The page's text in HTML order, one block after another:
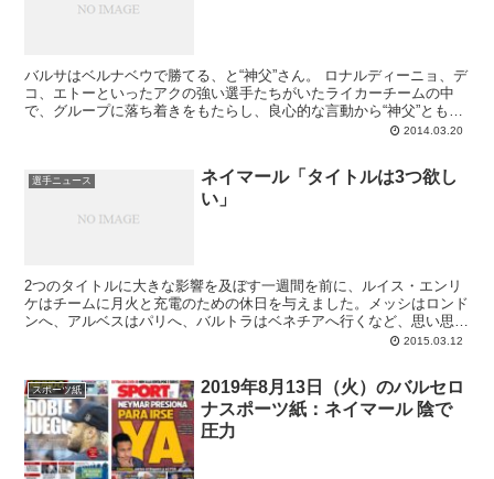
バルサはベルナベウで勝てる、と“神父”さん。 ロナルディーニョ、デ
コ、エトーといったアクの強い選手たちがいたライカーチームの中
で、グループに落ち着きをもたらし、良心的な言動から“神父”とも呼
2014.03.20
選手ニュース
ネイマール「タイトルは3つ欲し
い」
2つのタイトルに大きな影響を及ぼす一週間を前に、ルイス・エンリ
ケはチームに月火と充電のための休日を与えました。メッシはロンド
ンへ、アルベスはパリへ、バルトラはベネチアへ行くなど、思い思い
に満喫したその2連休を終え、FCバルセロナのトップチームが再始動
開催されるユース大会MICのプレゼンテーションに出席したブラジル
人クラックは、持ち前の明るさで会場を魅了。メッシ、ネイ、スアレ
スと日替りでメディアの主役を分担できるってのもいいものでありま
す。
2015.03.12
スポーツ紙
2019年8月13日（火）のバルセロ
ナスポーツ紙：ネイマール 陰で
圧力